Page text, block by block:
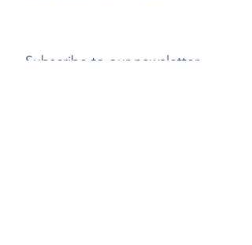
Subscribe to our newsletter